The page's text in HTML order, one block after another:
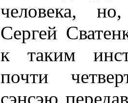
человека,
Сергей
к таким
почти
сэнсэю